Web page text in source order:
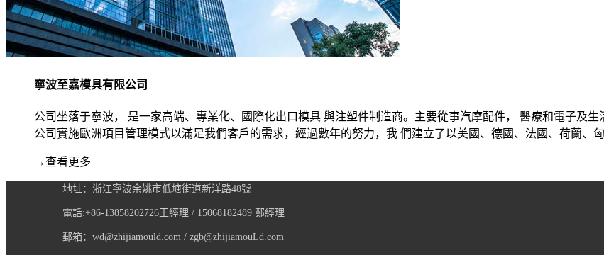
寧波至嘉模具有限公司
公司坐落于寧波， 是一家高端、專業化、國際化出口模具 與注塑件制造商。主要從事汽摩配件， 醫療和電子及生
公司實施歐洲項目管理模式以滿足我們客戶的需求，經過數年的努力，我 們建立了以美國、德國、法國、荷蘭、
→查看更多
地址：浙江寧波余姚市低塘街道新洋路48號
電話:+86-13858202726王經理 / 15068182489 鄭經理
郵箱：wd@zhijiamould.com / zgb@zhijiamouLd.com